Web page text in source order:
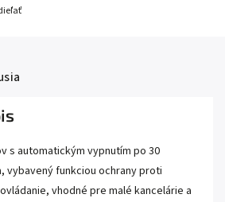
s automatickým vypnutím po 30
vybavený funkciou ochrany proti
vhodné pre malé kancelárie a